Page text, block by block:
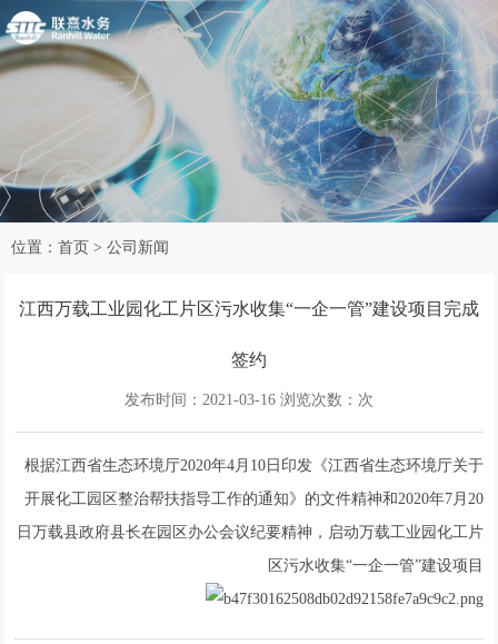
位置： 首页 > 公司新闻
江西万载工业园化工片区污水收集“一企一管”建设项目完成
签约
发布时间：2021-03-16 浏览次数： 次
根据江西省生态环境厅2020年4月10日印发《江西省生态环境厅关于
开展化工园区整治帮扶指导工作的通知》的文件精神和2020年7月20
日万载县政府县长在园区办公会议纪要精神，启动万载工业园化工片
区污水收集“一企一管”建设项目